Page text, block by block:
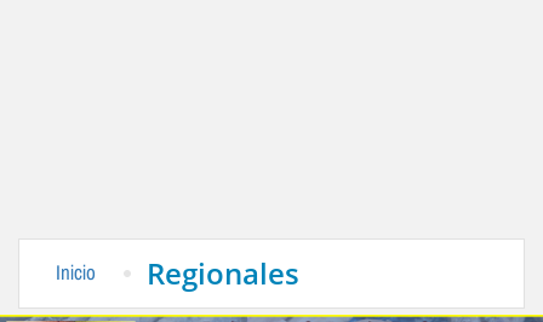
Inicio Regionales